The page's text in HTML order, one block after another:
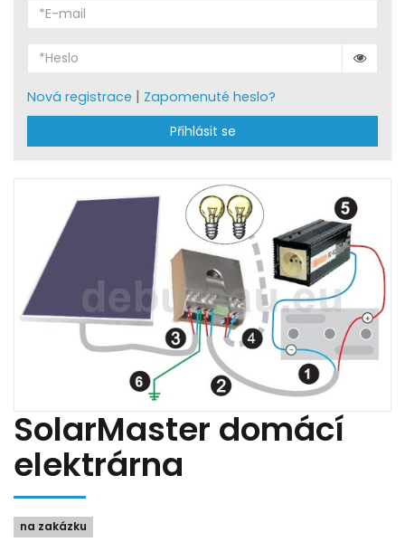
Nová registrace | Zapomenuté heslo?
Přihlásit se
SolarMaster domácí
elektrárna
na zakázku